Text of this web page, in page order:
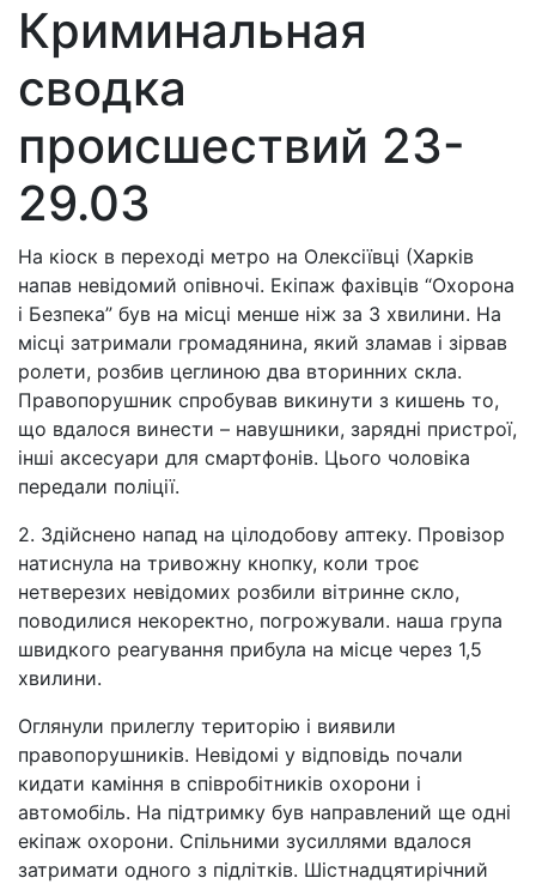
Криминальная
сводка
происшествий 23-
29.03
На кіоск в переході метро на Олексіївці (Харків
напав невідомий опівночі. Екіпаж фахівців “Охорона
і Безпека” був на місці менше ніж за 3 хвилини. На
місці затримали громадянина, який зламав і зірвав
ролети, розбив цеглиною два вторинних скла.
Правопорушник спробував викинути з кишень то,
що вдалося винести – навушники, зарядні пристрої,
інші аксесуари для смартфонів. Цього чоловіка
передали поліції.
2. Здійснено напад на цілодобову аптеку. Провізор
натиснула на тривожну кнопку, коли троє
нетверезих невідомих розбили вітринне скло,
поводилися некоректно, погрожували. наша група
швидкого реагування прибула на місце через 1,5
хвилини.
Оглянули прилеглу територію і виявили
правопорушників. Невідомі у відповідь почали
кидати каміння в співробітників охорони і
автомобіль. На підтримку був направлений ще одні
екіпаж охорони. Спільними зусиллями вдалося
затримати одного з підлітків. Шістнадцятирічний